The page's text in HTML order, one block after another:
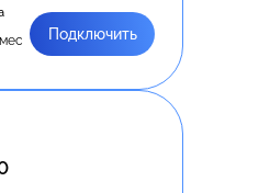
Подключить